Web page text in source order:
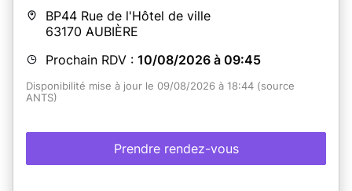
BP44 Rue de l'Hôtel de ville
63170 AUBIÈRE
Prochain RDV : 10/08/2026 à 09:45
Disponibilité mise à jour le 09/08/2026 à 18:44 (source
ANTS)
Prendre rendez-vous